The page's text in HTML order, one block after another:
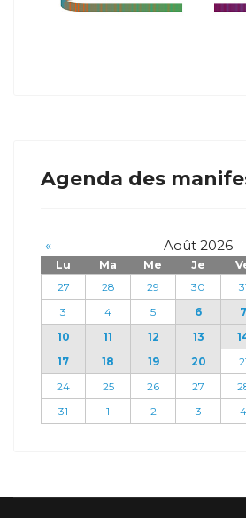
Agenda des
« Août 2026
Lu Ma Me Je
27
28 29 30
3
4 5 6 7
10
11 12 13
17
18 19 20
24
25 26 27
31
1 2 3 4